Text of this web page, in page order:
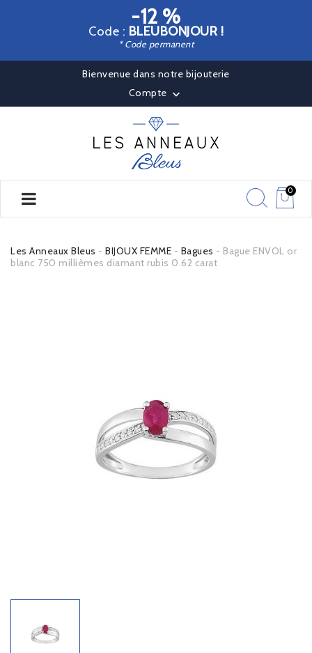
-12 %
Code : BLEUBONJOUR !
* Code permanent
Bienvenue dans notre bijouterie
Compte 
0
Les Anneaux Bleus BIJOUX FEMME Bagues
Bague ENVOL or
blanc 750 millièmes diamant rubis 0.62 carat